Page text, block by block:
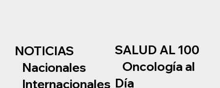
NOTICIAS
Nacionales
Internacionales
SALUD AL 100
Oncología al
Día